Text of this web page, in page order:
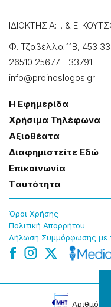
ΙΔΙΟΚΤΗΣΙΑ: Ι. & Ε.
Φ. Τζαβέλλα 11Β, 453
26510 25677 - 33791
info@proinoslogos.gr
Η Εφημερίδα
Χρήσɩμα Τηλέφωνα
Αξɩοθέατα
Δɩαφημɩστείτε Εδώ
Επɩκοɩνωνία
Tαυτότητα
Όροɩ Χρήσης
Πολɩτɩκή Απορρήτου
Δήλωση Συμμόρφωσης με
Αρɩθμός